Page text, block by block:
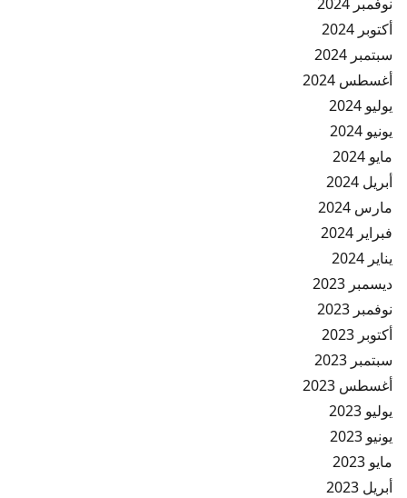
أكتوبر 2024
سبتمبر 2024
أغسطس 2024
يوليو 2024
يونيو 2024
مايو 2024
أبريل 2024
مارس 2024
فبراير 2024
يناير 2024
ديسمبر 2023
نوفمبر 2023
أكتوبر 2023
سبتمبر 2023
أغسطس 2023
يوليو 2023
يونيو 2023
مايو 2023
أبريل 2023